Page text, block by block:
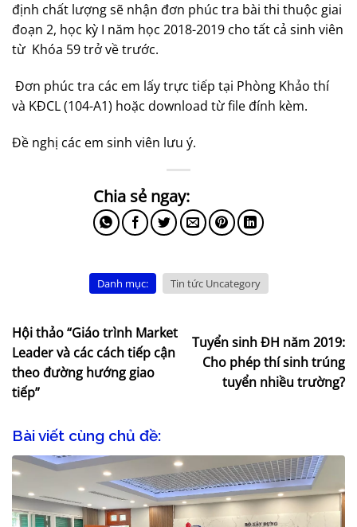
định chất lượng sẽ nhận đơn phúc tra bài thi thuộc giai
đoạn 2, học kỳ I năm học 2018-2019 cho tất cả sinh viên
từ Khóa 59 trở về trước.
Đơn phúc tra các em lấy trực tiếp tại Phòng Khảo thí
và KĐCL (104-A1) hoặc download từ file đính kèm.
Đề nghị các em sinh viên lưu ý.
Danh mục: Tin tức Uncategory
Hội thảo “Giáo trình Market
Leader và các cách tiếp cận
theo đường hướng giao
tiếp”
Tuyển sinh ĐH năm 2019:
Cho phép thí sinh trúng
tuyển nhiều trường?
Bài viết cùng chủ đề: